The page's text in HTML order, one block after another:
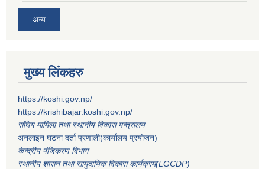
अन्य
मुख्य लिंकहरु
https://koshi.gov.np/
https://krishibajar.koshi.gov.np/
संघिय मामिला तथा स्थानीय विकास मन्त्रालय
अनलाइन घटना दर्ता प्रणाली(कार्यालय प्रयोजन)
केन्द्रीय पंजिकरण बिभाग
स्थानीय शासन तथा सामुदायिक विकास कार्यक्रम(LGCDP)